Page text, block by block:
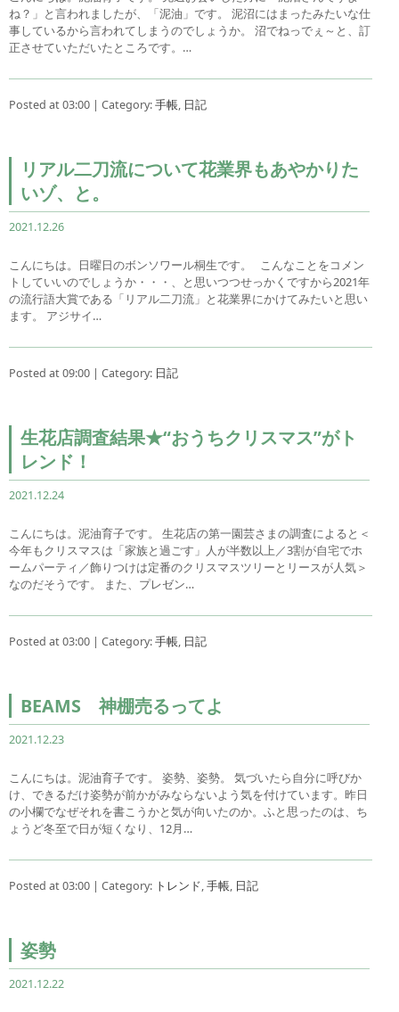
ね？」と言われましたが、「泥油」です。 泥沼にはまったみたいな仕
事しているから言われてしまうのでしょうか。 沼でねっでぇ～と、訂
正させていただいたところです。…
Posted at 03:00 | Category:手帳, 日記
リアル二刀流について花業界もあやかりた
いゾ、と。
2021.12.26
こんにちは。日曜日のボンソワール桐生です。 こんなことをコメン
トしていいのでしょうか・・・、と思いつつせっかくですから2021年
の流行語大賞である「リアル二刀流」と花業界にかけてみたいと思い
ます。 アジサイ…
Posted at 09:00 | Category: 日記
生花店調査結果★“おうちクリスマス”がト
レンド！
2021.12.24
こんにちは。泥油育子です。 生花店の第一園芸さまの調査によると＜
今年もクリスマスは「家族と過ごす」人が半数以上／3割が自宅でホ
ームパーティ／飾りつけは定番のクリスマスツリーとリースが人気＞
なのだそうです。 また、プレゼン…
Posted at 03:00 | Category:手帳, 日記
BEAMS 神棚売るってよ
2021.12.23
こんにちは。泥油育子です。 姿勢、姿勢。 気づいたら自分に呼びか
け、できるだけ姿勢が前かがみならないよう気を付けています。昨日
の小欄でなぜそれを書こうかと気が向いたのか。ふと思ったのは、ち
ょうど冬至で日が短くなり、12月…
Posted at 03:00 | Category: トレンド,手帳, 日記
姿勢
2021.12.22